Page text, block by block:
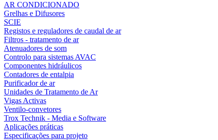
AR CONDICIONADO
Grelhas e Difusores
SCIE
Registos e reguladores de caudal de ar
Filtros - tratamento de ar
Atenuadores de som
Controlo para sistemas AVAC
Componentes hidráulicos
Contadores de entalpia
Purificador de ar
Unidades de Tratamento de Ar
Vigas Activas
Ventilo-convetores
Trox Technik - Media e Software
Aplicações práticas
Especificações para projeto